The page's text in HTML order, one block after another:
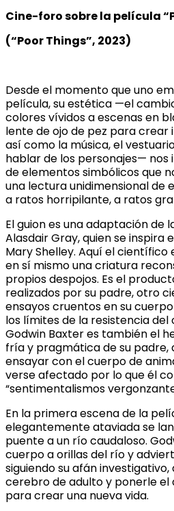
Cine-foro sobre la película
(“Poor Things”, 2023)
Desde el momento que uno
película, su estética —el
colores vívidos a escenas en
lente de ojo de pez para crear
así como la música, el
hablar de los personajes— nos
de elementos simbólicos que
una lectura unidimensional de
a ratos horripilante, a ratos
El guion es una adaptación de
Alasdair Gray, quien se inspira
Mary Shelley. Aquí el científico
en sí mismo una criatura
propios despojos. Es el
realizados por su padre, otro
ensayos cruentos en su
los límites de la resistencia del
Godwin Baxter es también el
fría y pragmática de su
ensayar con el cuerpo de
verse afectado por lo que él
“sentimentalismos
En la primera escena de la
elegantemente ataviada se
puente a un río caudaloso.
cuerpo a orillas del río y
siguiendo su afán
cerebro de adulto y ponerle
para crear una nueva vida.